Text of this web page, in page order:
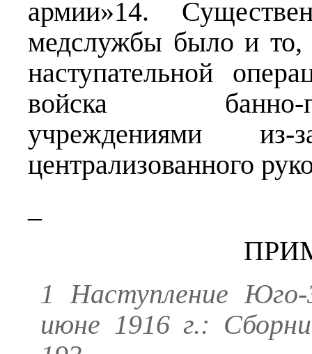
армии»14.
медслужбы было и то,
наступательной
войска банно-
учреждениями из-
централизованного
1 Наступление
июне 1916 г.: